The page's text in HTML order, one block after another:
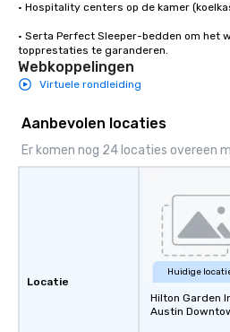
• Hospitality centers op de kamer
• Serta Perfect Sleeper-bedden om het
topprestaties te garanderen.
Webkoppelingen
Virtuele rondleiding
Aanbevolen locaties
Er komen nog 24 locaties overeen
Locatie
Huidige
Hilton Garden
Austin